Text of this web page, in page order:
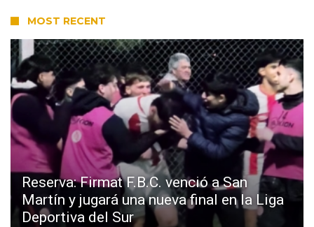
MOST RECENT
Reserva: Firmat F.B.C. venció a San
Martín y jugará una nueva final en la Liga
Deportiva del Sur